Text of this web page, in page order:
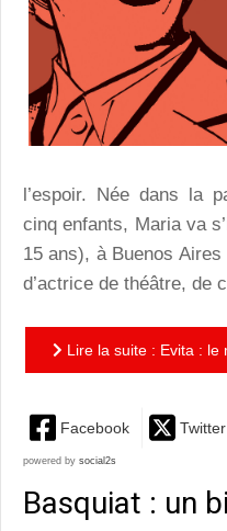
l’espoir. Née dans la
cinq enfants, Maria va
15 ans), à Buenos
d’actrice de théâtre, de
Lire la suite : Evita : le
Facebook Twitter
powered by social2s
Basquiat : un